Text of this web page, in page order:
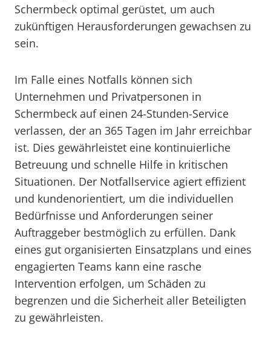
Schermbeck optimal gerüstet, um auch
zukünftigen Herausforderungen gewachsen zu
sein.
Im Falle eines Notfalls können sich
Unternehmen und Privatpersonen in
Schermbeck auf einen 24-Stunden-Service
verlassen, der an 365 Tagen im Jahr erreichbar
ist. Dies gewährleistet eine kontinuierliche
Betreuung und schnelle Hilfe in kritischen
Situationen. Der Notfallservice agiert effizient
und kundenorientiert, um die individuellen
Bedürfnisse und Anforderungen seiner
Auftraggeber bestmöglich zu erfüllen. Dank
eines gut organisierten Einsatzplans und eines
engagierten Teams kann eine rasche
Intervention erfolgen, um Schäden zu
begrenzen und die Sicherheit aller Beteiligten
zu gewährleisten.